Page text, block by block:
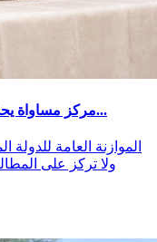
مركز مساواة يحذر: الميزانية التي ستصادق عليها الكنيست...
الموازنة العامة
ولا تركز على